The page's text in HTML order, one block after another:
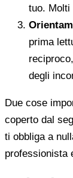
tuo. Molti
prima
degli
Due cose
coperto dal
ti obbliga a
professionista